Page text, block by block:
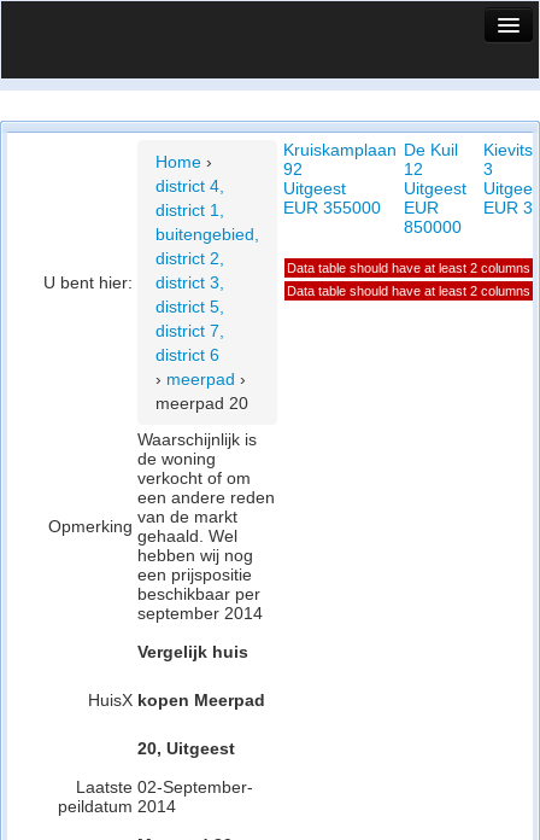
Vergelijk prijsposities - wijk
Privacy beleid
U bent hier:
Home ›
district 4,
district 1,
buitengebied,
district 2,
district 3,
district 5,
district 7,
district 6
› meerpad ›
meerpad 20
Opmerking
Waarschijnlijk is
de woning
verkocht of om
een andere reden
van de markt
gehaald. Wel
hebben wij nog
een prijspositie
beschikbaar per
september 2014
HuisX
Vergelijk huis
kopen Meerpad
20, Uitgeest
Laatste
peildatum
02-September-
2014
Kruiskamplaan
92
Uitgeest
EUR 355000
De Kuil
12
Uitgeest
EUR
850000
3
EUR
Data table should have at least 2 columns
Data table should have at least 2 columns